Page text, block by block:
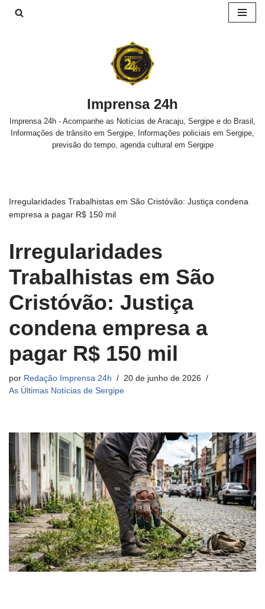
Imprensa 24h
Imprensa 24h - Acompanhe as Notícias de Aracaju, Sergipe e do Brasil,
Informações de trânsito em Sergipe, Informações policiais em Sergipe,
previsão do tempo, agenda cultural em Sergipe
Irregularidades Trabalhistas em São Cristóvão: Justiça condena
empresa a pagar R$ 150 mil
Irregularidades
Trabalhistas em São
Cristóvão: Justiça
condena empresa a
pagar R$ 150 mil
por Redação Imprensa 24h
20 de junho de 2026
As Últimas Notícias de Sergipe